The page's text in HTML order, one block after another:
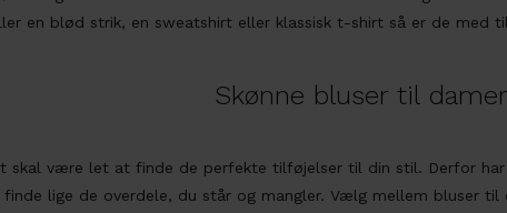
en blød strik, en sweatshirt eller klassisk t-shirt så er de
Skønne bluser til
skal være let at finde de perfekte tilføjelser til din stil. Derfor
finde lige de overdele, du står og mangler. Vælg mellem bluser